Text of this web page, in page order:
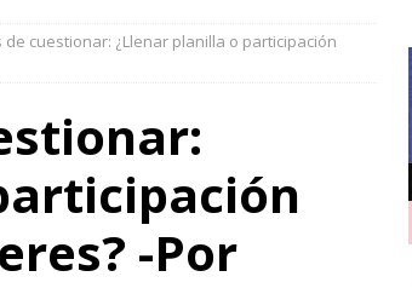
de cuestionar: ¿Llenar planilla o participación
-Por